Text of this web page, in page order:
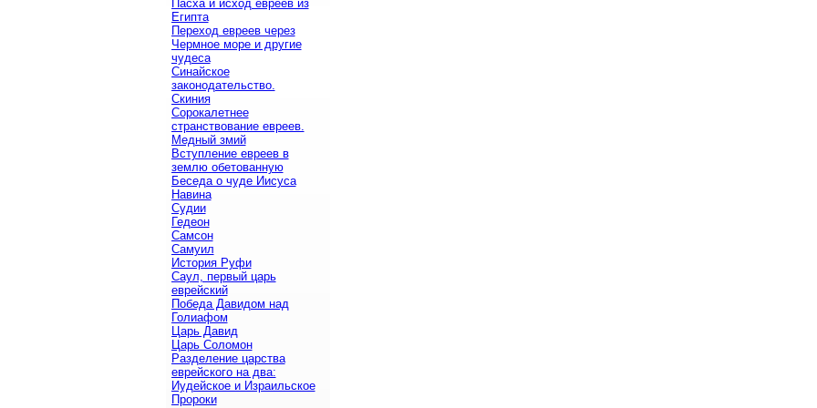
Пасха и исход евреев из
Египта
Переход евреев через
Чермное море и другие
чудеса
Синайское
законодательство.
Скиния
Сорокалетнее
странствование евреев.
Медный змий
Вступление евреев в
землю обетованную
Беседа о чуде Иисуса
Навина
Судии
Гедеон
Самсон
Самуил
История Руфи
Саул, первый царь
еврейский
Победа Давидом над
Голиафом
Царь Давид
Царь Соломон
Разделение царства
еврейского на два:
Иудейское и Израильское
Пророки